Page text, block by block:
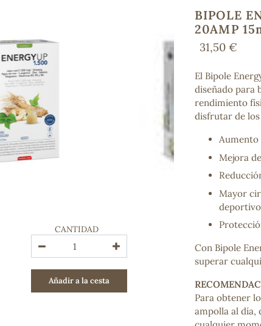
Bienestar emocional
Jalea Real
Memoria
Hierro
Deporte
Digestivos
Circulatorio, colesterol y glucosa
Superalimentos
COSMÉTICA E HIGIENE PERSONAL
Cremas, lociones y aceites corporales
Hombre
Higiene personal
Labiales
CANTIDAD
Añadir a la cesta
BIPOLE
20AMP
31,50 €
El Bipole
diseñado para
rendimiento
disfrutar de los
Aumento
Mejora
Mayor
deportivo
Con Bipole
superar
Para obtener
ampolla al día,